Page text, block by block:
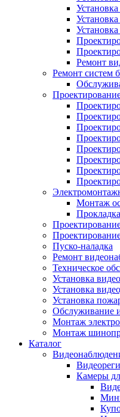
Ремонт
Ремонт систем
Монтаж
Пуско-наладка
Ремонт
Техническое
Установка
Установка
Установка
Обслуживание
Монтаж
Монтаж
Каталог
Камеры